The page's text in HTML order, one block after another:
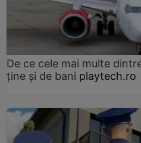
De ce cele mai multe
ține și de bani playtech.ro